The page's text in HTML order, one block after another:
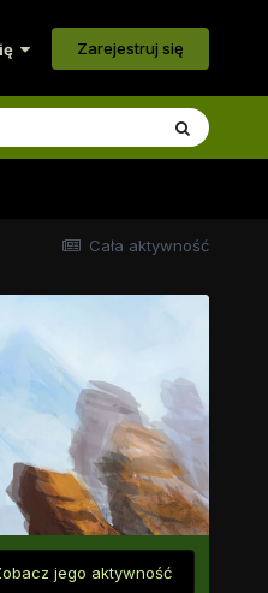
Zarejestruj się
Cała aktywność
jego aktywność